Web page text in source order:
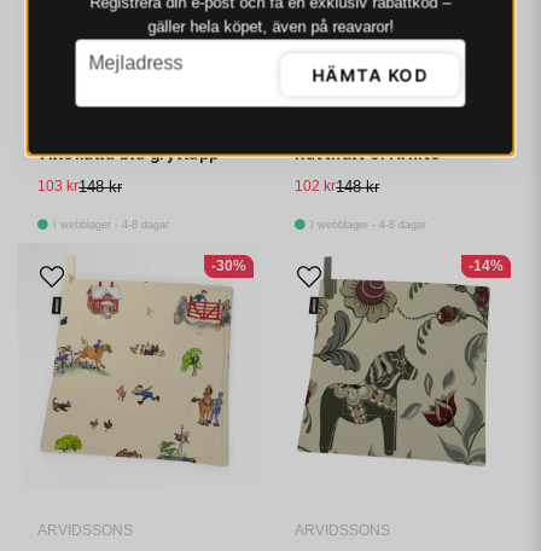
ARVIDSSONS
Villekulla blå grytlapp
148 kr
103 kr
I webblager - 4-8 dagar
ARVIDSSONS
Katthult offwhite
148 kr
102 kr
I webblager - 4-8 dagar
ARVIDSSONS
-30%
ARVIDSSONS
-14%
gäller hela köpet, även på reavaror!
email
Mejladress
HÄMTA KOD